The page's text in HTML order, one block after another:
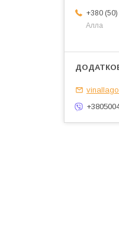
+380
Алла